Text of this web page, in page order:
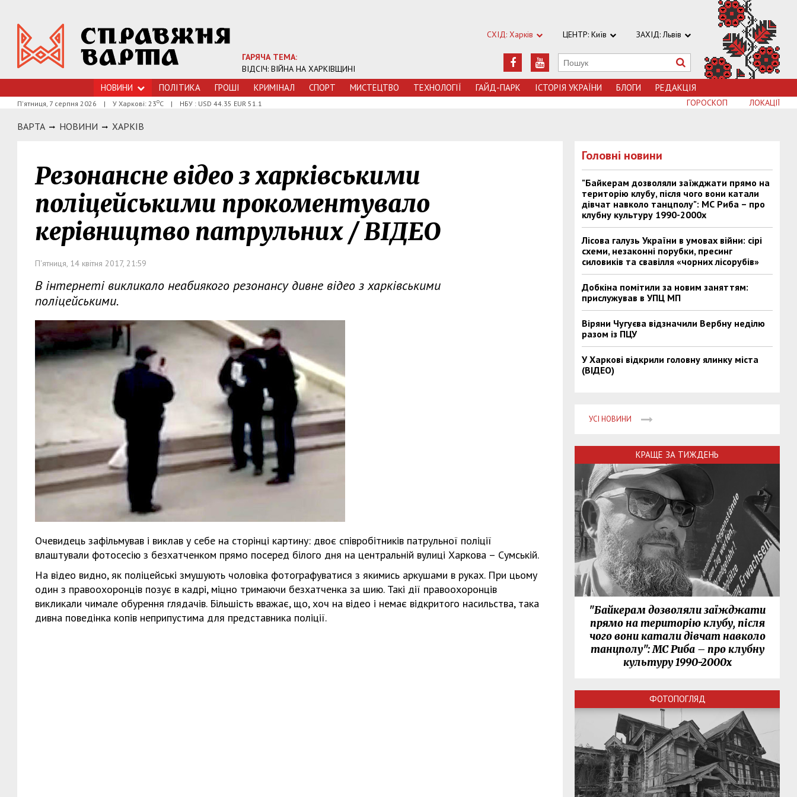
ГАРЯЧА ТЕМА:
ВІДСІЧ: ВІЙНА НА ХАРКІВЩИНІ
СХІД: Харків ЦЕНТР: Київ ЗАХІД: Львів
НОВИНИ ПОЛІТИКА ГРОШI КРИМIНАЛ СПОРТ МИСТЕЦТВО ТЕХНОЛОГIЇ ГАЙД-ПАРК ІСТОРІЯ УКРАЇНИ БЛОГИ РЕДАКЦІЯ
П'ятниця, 7 серпня 2026 | У Харкові: 23оС | НБУ : USD 44.35 EUR 51.1 ЛОКАЦІЇ
ГОРОСКОП
ВАРТА НОВИНИ ХАРКIВ
Резонансне відео з харківськими
поліцейськими прокоментувало
керівництво патрульних / ВІДЕО
П'ятниця, 14 квітня 2017, 21:59
В інтернеті викликало неабиякого резонансу дивне відео з харківськими
поліцейськими.
Очевидець зафільмував і виклав у себе на сторінці картину: двоє співробітників патрульної поліції
влаштували фотосесію з безхатченком прямо посеред білого дня на центральній вулиці Харкова – Сумській.
На відео видно, як поліцейські змушують чоловіка фотографуватися з якимись аркушами в руках. При цьому
один з правоохоронців позує в кадрі, міцно тримаючи безхатченка за шию. Такі дії правоохоронців
викликали чимале обурення глядачів. Більшість вважає, що, хоч на відео і немає відкритого насильства, така
дивна поведінка копів неприпустима для представника поліції.
Головні новини
"Байкерам дозволяли заїжджати прямо на
територію клубу, після чого вони катали
дівчат навколо танцполу": МС Риба – про
клубну культуру 1990-2000х
Лісова галузь України в умовах війни: сірі
схеми, незаконні порубки, пресинг
силовиків та свавілля «чорних лісорубів»
Добкіна помітили за новим заняттям:
прислужував в УПЦ МП
Віряни Чугуєва відзначили Вербну неділю
разом із ПЦУ
У Харкові відкрили головну ялинку міста
(ВІДЕО)
УСІ НОВИНИ
КРАЩЕ ЗА ТИЖДЕНЬ
"Байкерам дозволяли заїжджати
прямо на територію клубу, після
чого вони катали дівчат навколо
танцполу": МС Риба – про клубну
культуру 1990-2000х
ФОТОПОГЛЯД